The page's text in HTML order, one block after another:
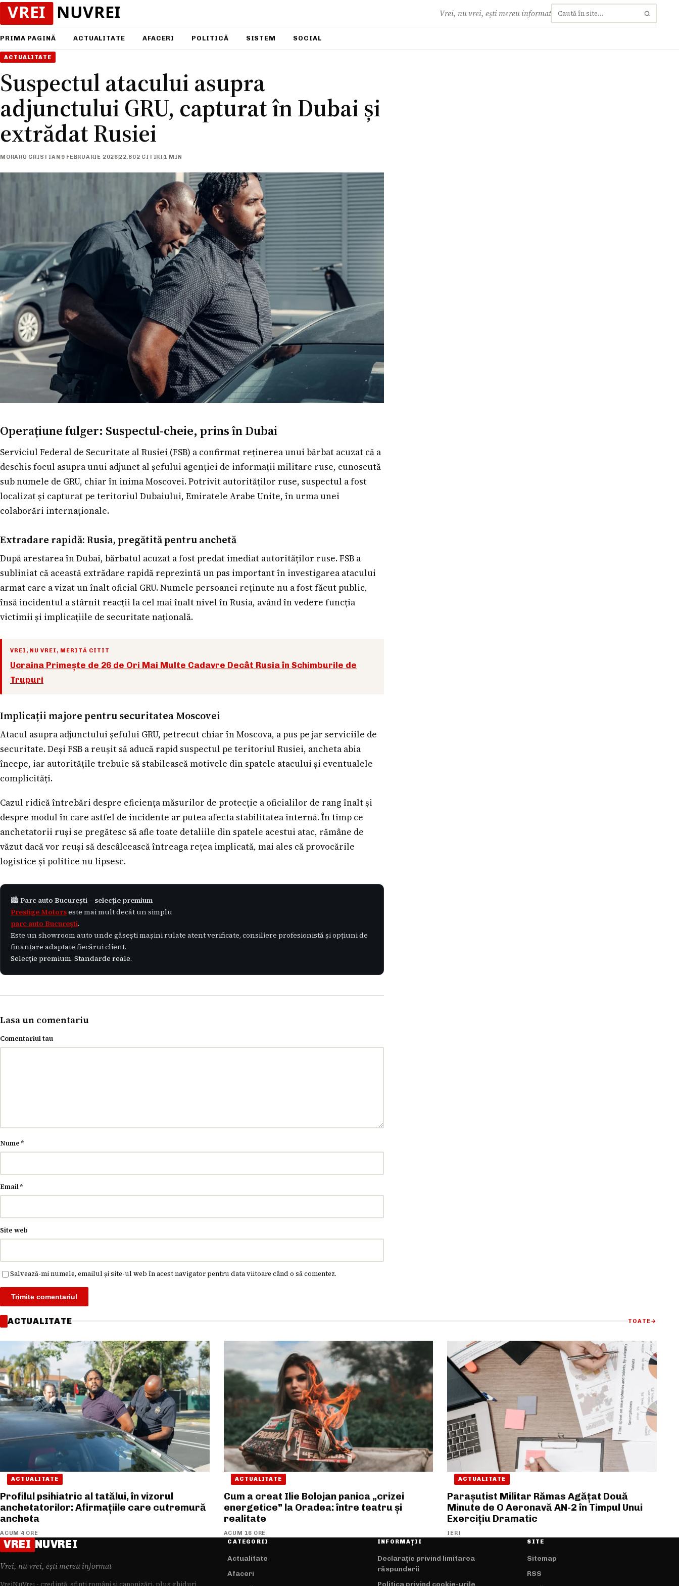
Vrei, nu vrei, ești mereu informat Caută
PRIMA PAGINĂ ACTUALITATE AFACERI POLITICĂ SISTEM SOCIAL
ACTUALITATE
Suspectul atacului asupra
adjunctului GRU, capturat în Dubai și
extrădat Rusiei
MORARU CRISTIAN 9 FEBRUARIE 2026 22.802 CITIRI 1 MIN
Operațiune fulger: Suspectul-cheie, prins în Dubai
Serviciul Federal de Securitate al Rusiei (FSB) a confirmat reținerea unui bărbat acuzat că a
deschis focul asupra unui adjunct al șefului agenției de informații militare ruse, cunoscută
sub numele de GRU, chiar în inima Moscovei. Potrivit autorităților ruse, suspectul a fost
localizat și capturat pe teritoriul Dubaiului, Emiratele Arabe Unite, în urma unei
colaborări internaționale.
Extradare rapidă: Rusia, pregătită pentru anchetă
După arestarea în Dubai, bărbatul acuzat a fost predat imediat autorităților ruse. FSB a
subliniat că această extrădare rapidă reprezintă un pas important în investigarea atacului
armat care a vizat un înalt oficial GRU. Numele persoanei reținute nu a fost făcut public,
însă incidentul a stârnit reacții la cel mai înalt nivel în Rusia, având în vedere funcția
victimii și implicațiile de securitate națională.
VREI, NU VREI, MERITĂ CITIT
Ucraina Primește de 26 de Ori Mai Multe Cadavre Decât Rusia în Schimburile de
Trupuri
Implicații majore pentru securitatea Moscovei
Atacul asupra adjunctului șefului GRU, petrecut chiar în Moscova, a pus pe jar serviciile de
securitate. Deși FSB a reușit să aducă rapid suspectul pe teritoriul Rusiei, ancheta abia
începe, iar autoritățile trebuie să stabilească motivele din spatele atacului și eventualele
complicități.
Cazul ridică întrebări despre eficiența măsurilor de protecție a oficialilor de rang înalt și
despre modul în care astfel de incidente ar putea afecta stabilitatea internă. În timp ce
anchetatorii ruși se pregătesc să afle toate detaliile din spatele acestui atac, rămâne de
văzut dacă vor reuși să descâlcească întreaga rețea implicată, mai ales că provocările
logistice și politice nu lipsesc.
🏙️ Parc auto București – selecție premium
Prestige Motorseste mai mult decât un simplu
parc auto București.
Este un showroom auto unde găsești mașini rulate atent verificate, consiliere profesionistă și opțiuni de
finanțare adaptate fiecărui client.
Selecție premium. Standarde reale.
Lasa un comentariu
Comentariul tau
Nume*
Email*
Site web
Salvează-mi numele, emailul și site-ul web în acest navigator pentru data viitoare când o să comentez.
ACTUALITATE TOATE→
ACTUALITATE
Profilul psihiatric al tatălui, în vizorul
anchetatorilor: Afirmațiile care cutremură
ancheta
ACUM 4 ORE
ACTUALITATE
Cum a creat Ilie Bolojan panica „crizei
energetice” la Oradea: între teatru și
realitate
ACUM 16 ORE
ACTUALITATE
Parașutist Militar Rămas Agățat Două
Minute de O Aeronavă AN-2 în Timpul Unui
Exercițiu Dramatic
IERI
VREI NUVREI
Vrei, nu vrei, ești mereu informat
VreiNuVrei - credință, sfinți români și canonizări, plus ghiduri
CATEGORII
Actualitate
Afaceri
INFORMAȚII
Declarație privind limitarea
răspunderii
Politica privind cookie-urile
SITE
Sitemap
RSS